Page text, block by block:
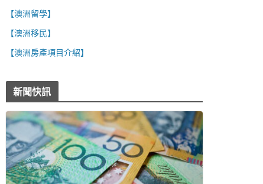
【澳洲留學】
【澳洲移民】
【澳洲房產項目介紹】
新聞快訊